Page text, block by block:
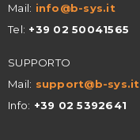
Mail: info@b-sys.it
Tel: +39 02 50041565
SUPPORTO
Mail: support@b-sys.it
Info: +39 02 5392641